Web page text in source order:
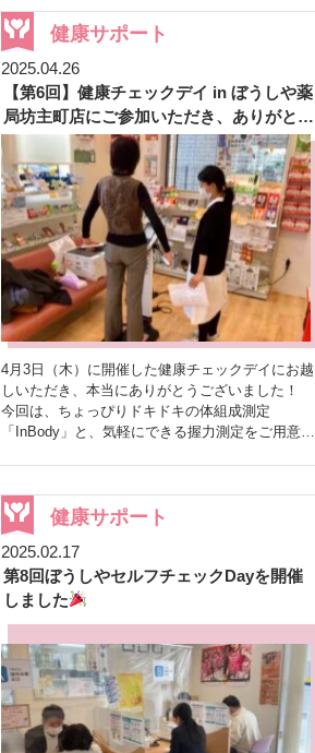
どなど・・・ これらは、 ・免疫力のサポート ・
便通の改善 ・血糖値の安定 などに役立ってくれ
ます
ドレッシングや調味料の使いすぎによる
塩分のとりすぎには注意しながら、 野菜をおい
しく、無理なく取り入れていきましょう
カリウム制限などがある方は、必ず医師にご相談
ください
LINE登録者限定コンテンツですが…
この配信は、公式LINE登録者さま限定でお届けし
ているコンテンツです。とても分かりやすく、日
常にすぐ活かせる内容なので、もっと多くの方に
見ていただけたら嬉しいなと感じています
「LINE登録しているけど、まだ見たことないなぁ
～」 「そもそもLINE登録してへんなぁ」 また、
「通知がたくさん届きそうで気になる…」「以前
登録していたけど、通知が気になってブロックし
た！」という方もいらっしゃるかもしれません。
おくことも可能です。必要なときだけ配信内容を
チェックしたり、気になるテーマの回だけご覧い
ただくこともできます。
LINE通知をOFFにす
る方法
▼ 設定方法 LINEアプリを開く トーク
ップ 「通知オフ」を選択 ※いつでもON／OFFの
切り替えが可能です♪ 「今は通知はいらないけ
ど、ちょっと気になるな」という方も、ご自身の
ペースで、無理なくお付き合いいただければ嬉し
いです。 ぜひこの機会にチェックしてみてくだ
さいね
これからも、地域の皆さまのために
来年も引き続き、地域の皆さまの健康に役立つ情
報を、楽しく・分かりやすくお届けしていきま
す。 ぜひお友だち登録よろしくお願いいたしま
す
今後の配信もお楽しみに
LINEお
友達登録はこちらから
https://line.me/R/ti/p/@644jtczd QRコード
た。 ★骨密度測定
★ストレスチェック付き血
管年齢測定
また、昨年10月に続き 「ぼうしや
マルシェ」 も同時開催。健康チェックとあわせ
て楽しんでいただける内容を準備しました
知と予約状況 店内掲示や、地域の方に向けてチ
ラシ配布を行いました。 有難いことに、4月初旬
にはすでに予約枠が満員に！ 当日はキャンセル
もありましたが、12名の方にご参加いただきまし
た（ご夫婦でのご予約もありました）<(_ _)> 参
加者の声
な嬉しいご感想をいただきました。 ★「説明が
とても分かりやすく、今後の参考になりました」
★「これまで測ったことがなかったので、参加し
てよかった」 ★「骨密度や血管年齢が分かっ
て、食事や運動に気をつけたいと思いました」
なかには、骨密度が低下していることが分かり、
その後医療機関を受診につながった方もいらっし
ゃいました
こうした取り組みが、未受診・未
治療の方の“気づき”や“受診のきっかけ”につながっ
ていることを実感できる機会となりました
今後に向けて
反省点としては、予定より早め
に来られる方が多く、1人10分の測定時間では待
ち時間が発生してしまったこと。次回は時間配分
方で、ぼうしやマルシェは前回よりもたくさんの
方にご購入いただくことが出来ました
の皆さまにとっても、健康チェックとマルシェを
セットで楽しんでいただける場となったのではな
いかと思います
ントを通じて、健康に関心をもっていただくきっ
す。次回はさらにパワーアップして、より多くの
方に参加いただけるよう頑張ります！ 今後も、
地域の健康を支える薬局として、こうした取り組
みを続けていきます。 次回開催も、どうぞお楽
しみに！
健康サポート
2025.04.26
【第6回】健康チェックデイ in ぼうしや薬
局坊主町店にご参加いただき、ありがとう
ございました
4月3日（木）に開催した健康チェックデイにお越
しいただき、本当にありがとうございました！
今回は、ちょっぴりドキドキの体組成測定
「InBody」と、気軽にできる握力測定をご用意し
っぱいになりました。 測定後には、結果を見な
がら、お客様一人ひとりに合わせたお話をさせて
いただいたのですが、これがまた、あっという間
の濃密な時間で…！平均30分ほど、じっくりと健
康について語り合うことができました(#^^#) 「測
定してもらって、色々聞けて、本当に良い時間だ
ら気を付けていることが、ちゃんと数値に出るっ
て、やっぱり嬉しいものね！」 そんな、嬉しい
お声もいただき、皆様がご自身の健康と向き合
い、笑顔で帰られるのを見送ることができて、私
たちも心があたたまりました
今回のイベント
健康サポート
2025.02.17
第8回ぼうしやセルフチェックDayを開催
しました